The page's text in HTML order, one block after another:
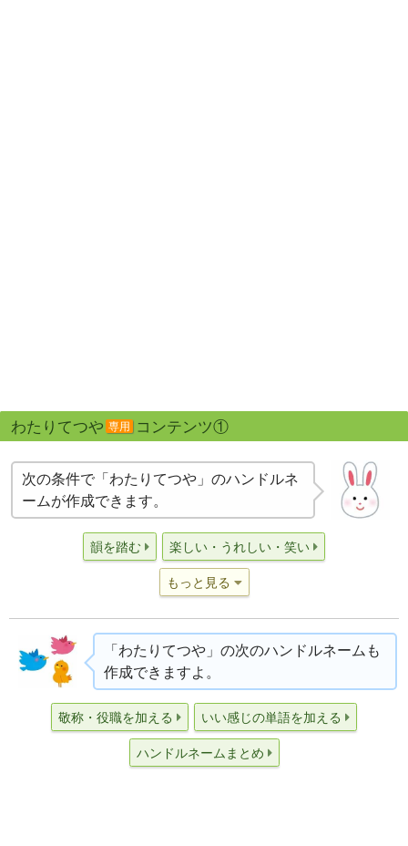
わたりてつや 専用 コンテンツ①
次の条件で「わたりてつや」のハンドルネ
ームが作成できます。
韻を踏む 楽しい・うれしい・笑い
もっと見る
「わたりてつや」の次のハンドルネームも
作成できますよ。
敬称・役職を加える いい感じの単語を加える
ハンドルネームまとめ